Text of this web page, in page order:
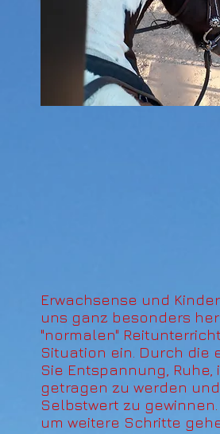
Erwachsense und
uns ganz besonders
"normalen"
Situation ein. Durch die
Sie Entspannung,
getragen zu werden
Selbstwert zu
um weitere Schritte